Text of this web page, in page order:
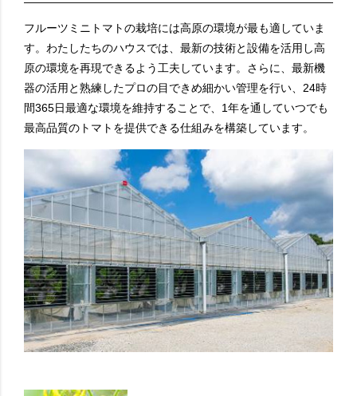
フルーツミニトマトの栽培には高原の環境が最も適していま
す。わたしたちのハウスでは、最新の技術と設備を活用し高
原の環境を再現できるよう工夫しています。さらに、最新機
器の活用と熟練したプロの目できめ細かい管理を行い、24時
間365日最適な環境を維持することで、1年を通していつでも
最高品質のトマトを提供できる仕組みを構築しています。